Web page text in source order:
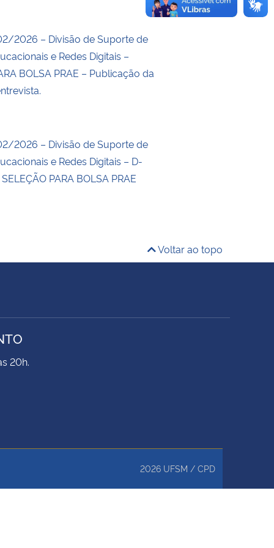
2026 – Divisão de Suporte de
e Redes Digitais –
BOLSA PRAE – Publicação da
2026 – Divisão de Suporte de
e Redes Digitais – D-
PARA BOLSA PRAE
Voltar ao topo
20h.
2026 UFSM / CPD